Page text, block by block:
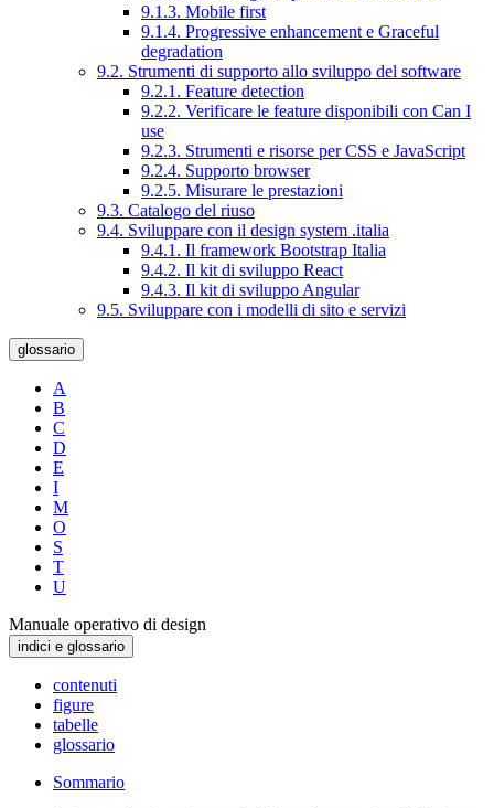
9.1.3. Mobile first
9.1.4. Progressive enhancement e Graceful
degradation
9.2. Strumenti di supporto allo sviluppo del software
9.2.1. Feature detection
9.2.2. Verificare le feature disponibili con Can I
use
9.2.3. Strumenti e risorse per CSS e JavaScript
9.2.4. Supporto browser
9.2.5. Misurare le prestazioni
9.3. Catalogo del riuso
9.4. Sviluppare con il design system .italia
9.4.1. Il framework Bootstrap Italia
9.4.2. Il kit di sviluppo React
9.4.3. Il kit di sviluppo Angular
9.5. Sviluppare con i modelli di sito e servizi
glossario
A
B
C
D
E
I
M
O
S
T
U
Manuale operativo di design
indici e glossario
contenuti
figure
tabelle
glossario
Sommario